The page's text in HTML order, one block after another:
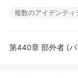
して、組織の次期
しかし、7年に及
複数のアイデンティ
第440章 部外者 (パ